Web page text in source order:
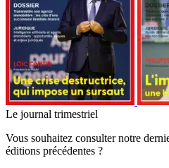
Le journal trimestriel
Vous souhaitez consulter notre
éditions précédentes ?